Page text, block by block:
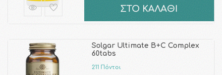
ΣΤΟ ΚΑΛΑΘΙ
Solgar Ultimate B+C Complex
60tabs
211 Πόντοι